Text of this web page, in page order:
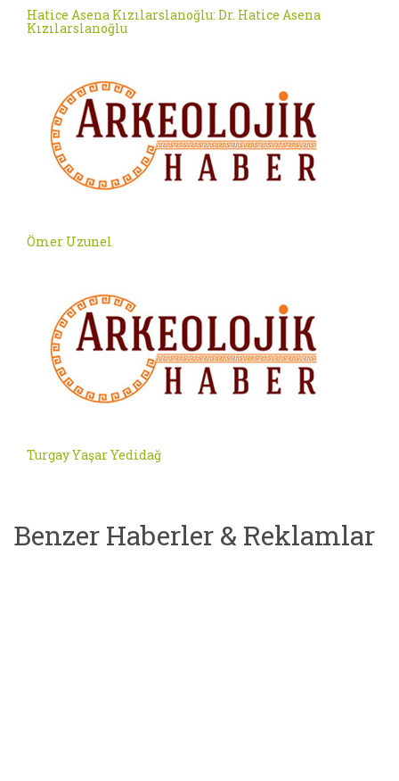
Hatice Asena Kızılarslanoğlu: Dr. Hatice Asena
Kızılarslanoğlu
Ömer Uzunel
Turgay Yaşar Yedidağ
Benzer Haberler & Reklamlar